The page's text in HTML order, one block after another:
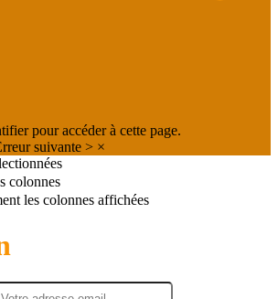
pour accéder à cette page.
suivante > ×
colonnes
les colonnes affichées